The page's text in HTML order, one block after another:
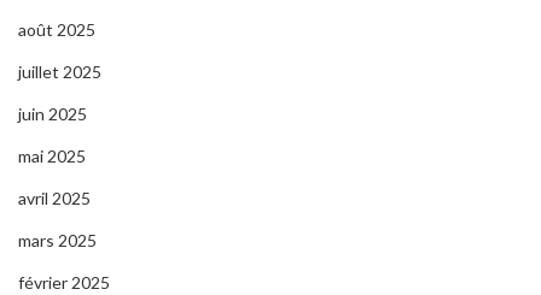
août 2025
juillet 2025
juin 2025
mai 2025
avril 2025
mars 2025
février 2025